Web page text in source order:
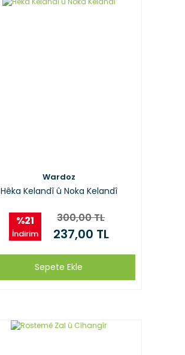
Wardoz
Hêka Kelandî û Noka Kelandî
%21
İndirim
300,00 TL
237,00 TL
Sepete Ekle